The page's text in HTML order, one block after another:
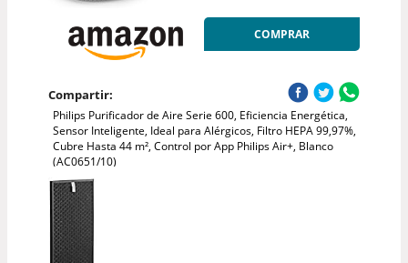
COMPRAR
Compartir:
Philips Purificador de Aire Serie 600, Eficiencia Energética,
Sensor Inteligente, Ideal para Alérgicos, Filtro HEPA 99,97%,
Cubre Hasta 44 m², Control por App Philips Air+, Blanco
(AC0651/10)